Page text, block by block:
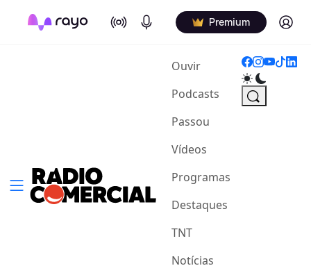
On Air Podcasts Premium Log in
Ouvir(current)
Podcasts
Passou
Vídeos
Programas
Destaques
TNT
Notícias